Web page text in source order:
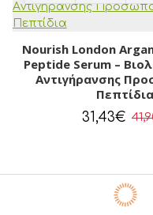
Nourish London
Peptide Serum –
Aντιγήρανσης
Πεπτίδια
31,43€